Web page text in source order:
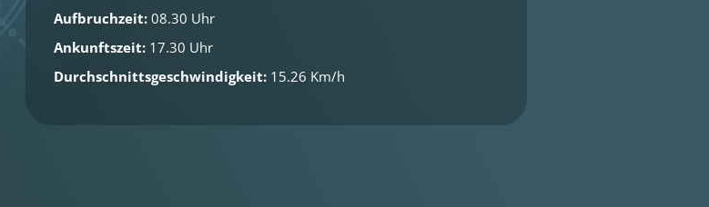
Aufbruchzeit: 08.30 Uhr
Ankunftszeit: 17.30 Uhr
Durchschnittsgeschwindigkeit: 15.26 Km/h